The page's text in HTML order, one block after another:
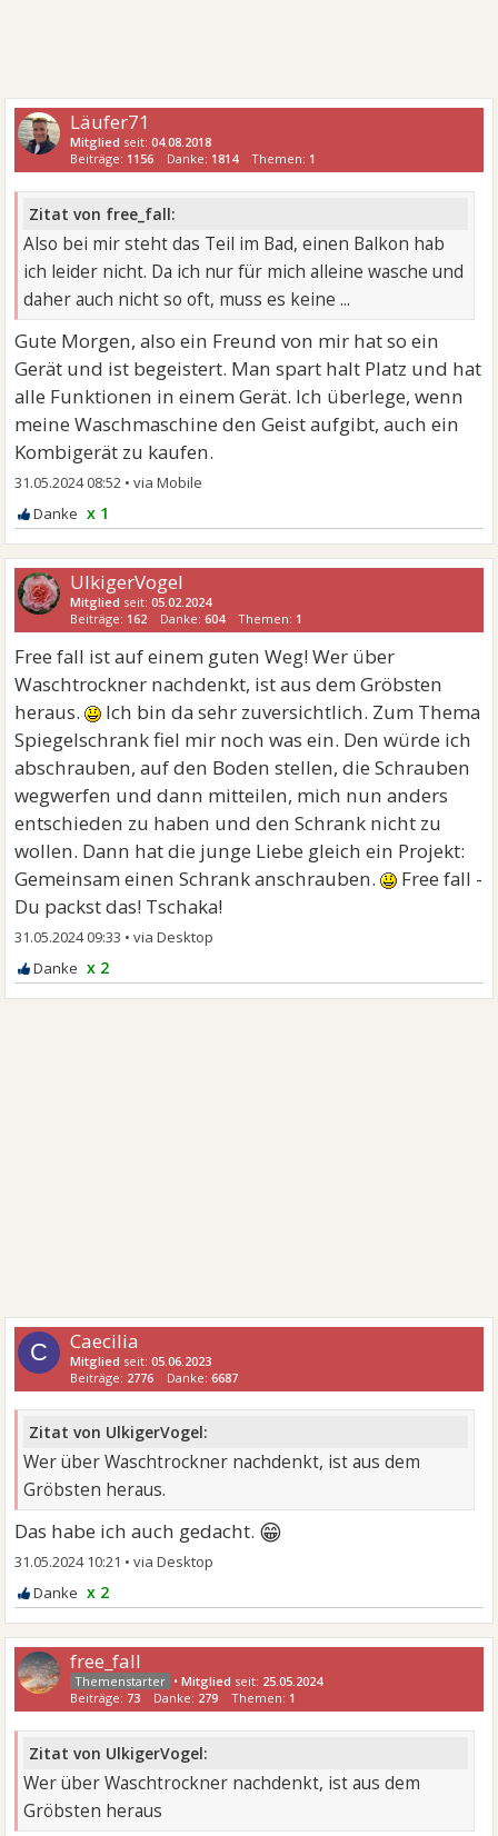
Läufer71
Mitglied seit:04.08.2018
Beiträge: 1156 Danke: 1814 Themen: 1
Zitat von free_fall:
Also bei mir steht das Teil im Bad, einen Balkon hab
ich leider nicht. Da ich nur für mich alleine wasche und
daher auch nicht so oft, muss es keine ...
Gute Morgen, also ein Freund von mir hat so ein
Gerät und ist begeistert. Man spart halt Platz und hat
alle Funktionen in einem Gerät. Ich überlege, wenn
meine Waschmaschine den Geist aufgibt, auch ein
Kombigerät zu kaufen.
31.05.2024 08:52 •
x 1
UlkigerVogel
Mitglied seit:05.02.2024
Beiträge: 162 Danke:604 Themen: 1
Free fall ist auf einem guten Weg! Wer über
Waschtrockner nachdenkt, ist aus dem Gröbsten
heraus.
Ich bin da sehr zuversichtlich. Zum Thema
Spiegelschrank fiel mir noch was ein. Den würde ich
abschrauben, auf den Boden stellen, die Schrauben
wegwerfen und dann mitteilen, mich nun anders
entschieden zu haben und den Schrank nicht zu
wollen. Dann hat die junge Liebe gleich ein Projekt:
Gemeinsam einen Schrank anschrauben.
Free fall -
Du packst das! Tschaka!
31.05.2024 09:33 •
x 2
C Caecilia
Mitglied seit:05.06.2023
Beiträge: 2776 Danke:6687
Zitat von UlkigerVogel:
Wer über Waschtrockner nachdenkt, ist aus dem
Gröbsten heraus.
Das habe ich auch gedacht. 😁
31.05.2024 10:21 •
x 2
free_fall
•Mitglied seit: 25.05.2024
Beiträge: 73 Danke: 279 Themen: 1
Zitat von UlkigerVogel:
Wer über Waschtrockner nachdenkt, ist aus dem
Gröbsten heraus